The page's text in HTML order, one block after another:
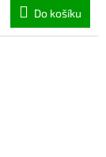
Do košíku